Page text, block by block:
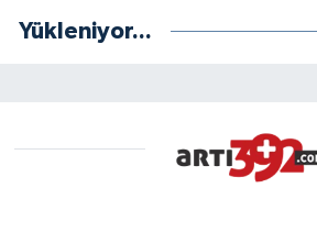
Yükleniyor...